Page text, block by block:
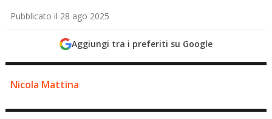
Pubblicato il 28 ago 2025
Aggiungi tra i preferiti su Google
Nicola Mattina